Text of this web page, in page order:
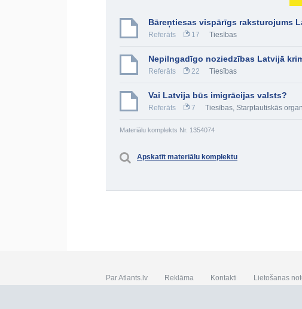
Bāreņtiesas vispārīgs raksturojums
Referāts 17 Tiesības
Nepilngadīgo noziedzības Latvijā
Referāts 22 Tiesības
Vai Latvija būs imigrācijas valsts?
Referāts 7 Tiesības, Starptautiskās
Materiālu komplekts Nr. 1354074
Apskatīt materiālu komplektu
Par Atlants.lv Reklāma Kontakti Lietošanas